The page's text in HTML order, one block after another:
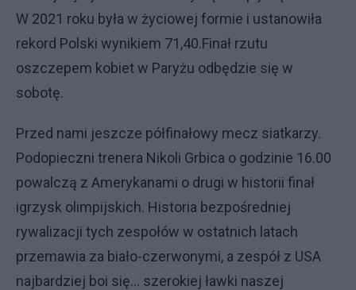
W 2021 roku była w życiowej formie i ustanowiła
rekord Polski wynikiem 71,40.Finał rzutu
oszczepem kobiet w Paryżu odbędzie się w
sobotę.
Przed nami jeszcze półfinałowy mecz siatkarzy.
Podopieczni trenera Nikoli Grbica o godzinie 16.00
powalczą z Amerykanami o drugi w historii finał
igrzysk olimpijskich. Historia bezpośredniej
rywalizacji tych zespołów w ostatnich latach
przemawia za biało-czerwonymi, a zespół z USA
najbardziej boi się... szerokiej ławki naszej